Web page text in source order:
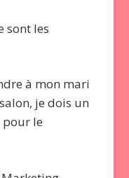
sont les
à mon mari
je dois un
pour le